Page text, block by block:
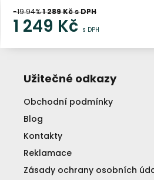
-19.94%1 289Kč s DPH
1 249 Kč s DPH
Užitečné odkazy
Obchodní podmínky
Blog
Kontakty
Reklamace
Zásady ochrany osobních